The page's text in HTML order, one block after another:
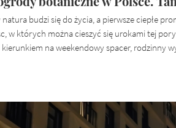
budzi się do życia, a pierwsze ciepłe
w których można cieszyć się urokami tej
na weekendowy spacer, rodzinny